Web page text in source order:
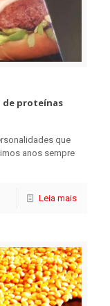
de proteínas
que
anos sempre
Leia mais